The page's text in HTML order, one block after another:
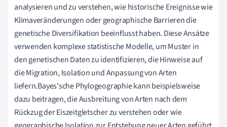
analysieren und zu verstehen, wie historische Ereignisse wie
Klimaveränderungen oder geographische Barrieren die
genetische Diversifikation beeinflusst haben. Diese Ansätze
verwenden komplexe statistische Modelle, um Muster in
den genetischen Daten zu identifizieren, die Hinweise auf
die Migration, Isolation und Anpassung von Arten
liefern.Bayes'sche Phylogeographie kann beispielsweise
dazu beitragen, die Ausbreitung von Arten nach dem
Rückzug der Eiszeitgletscher zu verstehen oder wie